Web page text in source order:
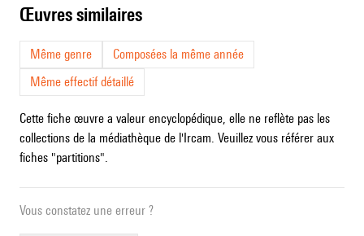
œuvres similaires
Même genre
Composées la même année
Même effectif détaillé
Cette fiche œuvre a valeur encyclopédique, elle ne reflète pas les
collections de la médiathèque de l'Ircam. Veuillez vous référer aux
fiches "partitions".
Vous constatez une erreur ?